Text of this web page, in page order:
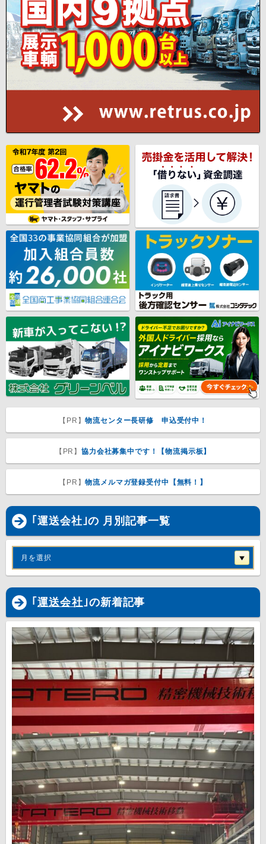
【PR】物流センター長研修 申込受付中！
【PR】協力会社募集中です！【物流掲示板】
【PR】物流メルマガ登録受付中【無料！】
｢運送会社｣の 月別記事一覧
月を選択
｢ 運送会社｣の新着記事